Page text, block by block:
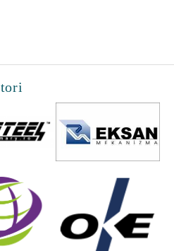
lucruri pe
poti face
maximiza
de